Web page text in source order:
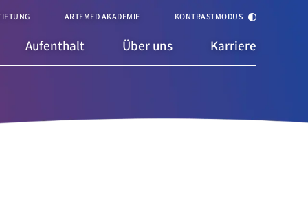
Aufenthalt Über uns Karriere
ARTEMED AKADEMIE KONTRASTMODUS